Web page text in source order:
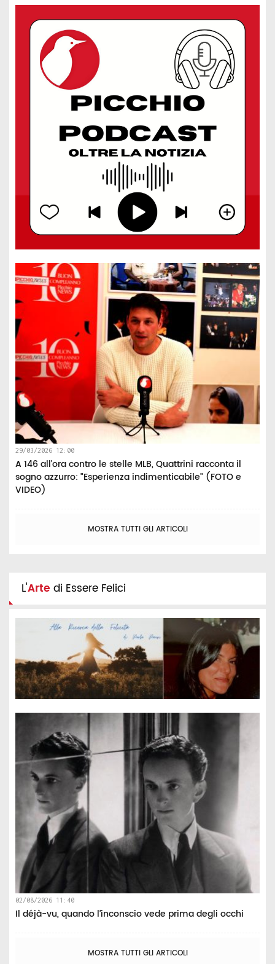
29/03/2026 12:00
A 146 all’ora contro le stelle MLB, Quattrini racconta il
sogno azzurro: "Esperienza indimenticabile" (FOTO e
VIDEO)
MOSTRA TUTTI GLI ARTICOLI
L'Arte di Essere Felici
02/08/2026 11:40
Il déjà-vu, quando l’inconscio vede prima degli occhi
MOSTRA TUTTI GLI ARTICOLI